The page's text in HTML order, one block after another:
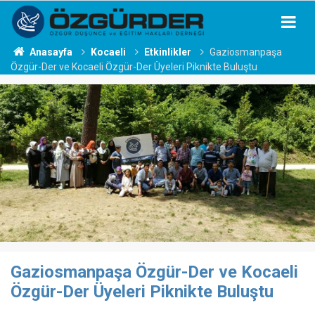
Anasayfa Kocaeli Etkinlikler
Gaziosmanpaşa
Özgür-Der ve Kocaeli Özgür-Der Üyeleri Piknikte Buluştu
Gaziosmanpaşa Özgür-Der ve Kocaeli
Özgür-Der Üyeleri Piknikte Buluştu